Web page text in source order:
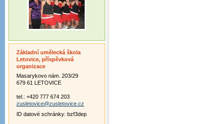
Základní umělecká škola
Letovice, příspěvková
organizace
Masarykovo nám. 203/29
679 61 LETOVICE
tel.: +420 777 674 203
zusletovice@zusletovice.cz
ID datové schránky: bzf3dep